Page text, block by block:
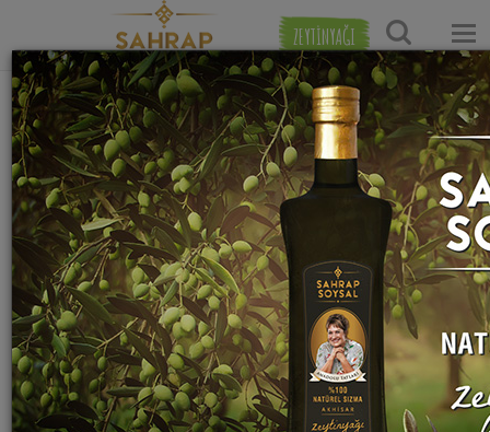
ZEYTİNYAĞI
Ana Sayfa Pilav Tarifleri